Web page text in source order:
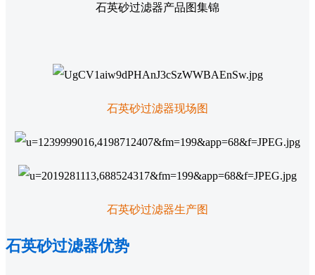
石英砂过滤器产品图集锦
石英砂过滤器现场图
石英砂过滤器生产图
石英砂过滤器优势